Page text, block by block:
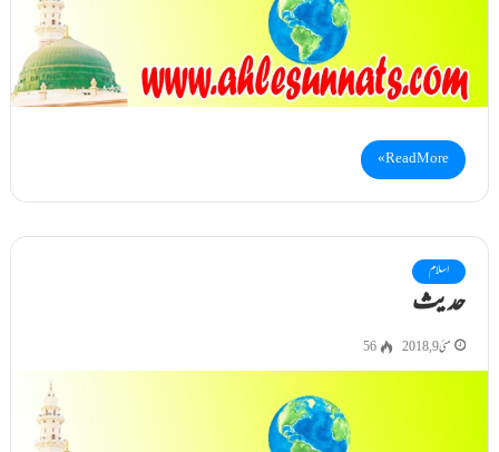
Read More »
اسلام
حدیث
مئی 9, 2018 56